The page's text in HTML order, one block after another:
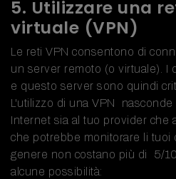
5. Utilizzare una
virtuale (VPN)
Le reti VPN consentono di
un server remoto (o virtuale). I
e questo server sono quindi
L'utilizzo di una VPN
Internet sia al tuo provider che
che potrebbe monitorare li tuoi
genere non costano più di 5/
alcune possibilità: